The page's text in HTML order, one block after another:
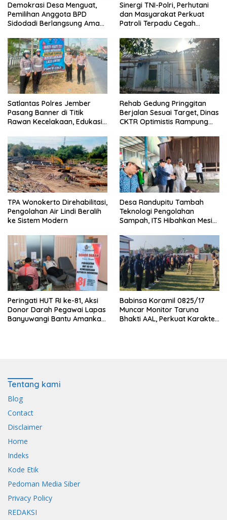
Demokrasi Desa Menguat,
Pemilihan Anggota BPD
Sidodadi Berlangsung Aman
Babinsa dan
Bhabinkamtibmas
Sinergi TNI-Polri, Perhutani
dan Masyarakat Perkuat
Patroli Terpadu Cegah
Satlantas Polres Jember
Pasang Banner di Titik
Rawan Kecelakaan, Edukasi
Keselamatan
Rehab Gedung Pringgitan
Berjalan Sesuai Target, Dinas
CKTR Optimistis Rampung
TPA Wonokerto Direhabilitasi,
Pengolahan Air Lindi Beralih
ke Sistem Modern
Desa Randupitu Tambah
Teknologi Pengolahan
Sampah, ITS Hibahkan Mesin
Peringati HUT RI ke-81, Aksi
Donor Darah Pegawai Lapas
Banyuwangi Bantu Amankan
Babinsa Koramil 0825/17
Muncar Monitor Taruna
Bhakti AAL, Perkuat Karakter
Tentang kami
Blog
Contact
Disclaimer
Home
Indeks
Kode Etik
Pedoman Media Siber
Privacy Policy
REDAKSI